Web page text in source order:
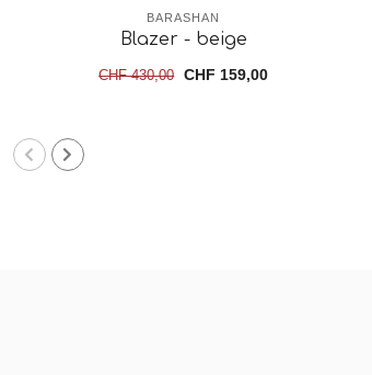
BARASHAN
Blazer - beige
CHF 430,00 CHF 159,00